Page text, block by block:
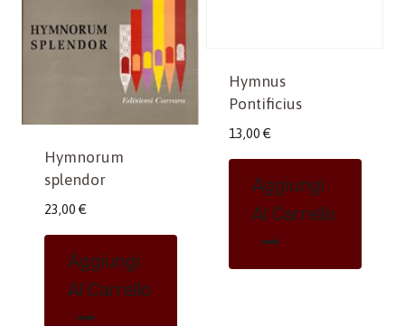
Hymnorum
splendor
23,00 €
Aggiungi
Al Carrello
Hymnus
Pontificius
13,00 €
Aggiungi
Al Carrello